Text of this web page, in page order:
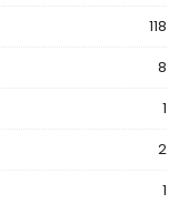
118
8
1
2
1